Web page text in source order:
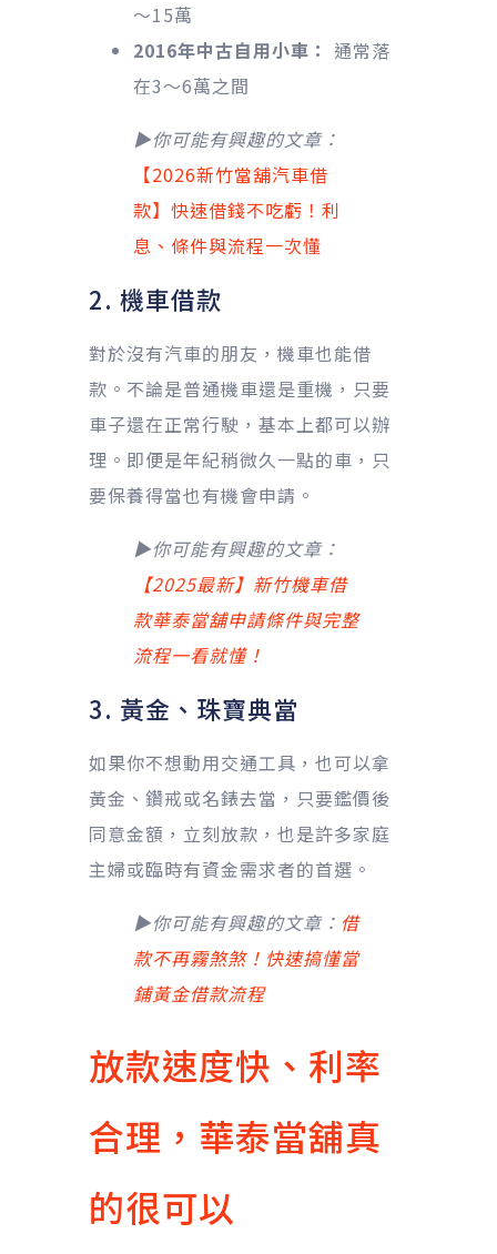
～15萬
2016年中古自用小車： 通常落
在3～6萬之間
▶你可能有興趣的文章：
【2026新竹當舖汽車借
款】快速借錢不吃虧！利
息、條件與流程一次懂
2. 機車借款
對於沒有汽車的朋友，機車也能借
款。不論是普通機車還是重機，只要
車子還在正常行駛，基本上都可以辦
理。即便是年紀稍微久一點的車，只
要保養得當也有機會申請。
▶你可能有興趣的文章：
【2025最新】新竹機車借
款華泰當舖申請條件與完整
流程一看就懂！
3. 黃金、珠寶典當
如果你不想動用交通工具，也可以拿
黃金、鑽戒或名錶去當，只要鑑價後
同意金額，立刻放款，也是許多家庭
主婦或臨時有資金需求者的首選。
▶你可能有興趣的文章： 借
款不再霧煞煞！快速搞懂當
鋪黃金借款流程
放款速度快、利率
合理，華泰當舖真
的很可以